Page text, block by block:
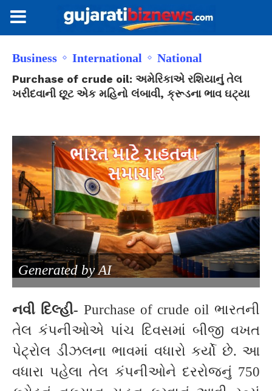
Business International National
Purchase of crude oil: અમેરિકાએ રશિયાનું તેલ
ખરીદવાની છૂટ એક મહિનો લંબાવી, ક્રૂડના ભાવ ઘટ્યા
Generated by AI
નવી દિલ્હી- Purchase of crude oil ભારતની
તેલ કંપનીઓએ પાંચ દિવસમાં બીજી વખત
પેટ્રોલ ડીઝલના ભાવમાં વધારો કર્યો છે. આ
વધારા પહેલા તેલ કંપનીઓને દરરોજનું 750